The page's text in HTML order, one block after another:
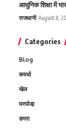
आधुनिक शिक्षा में
राजधानी August 8,
Categories
Blog
कवर्धा
खेल
घरघोडा़
डभरा